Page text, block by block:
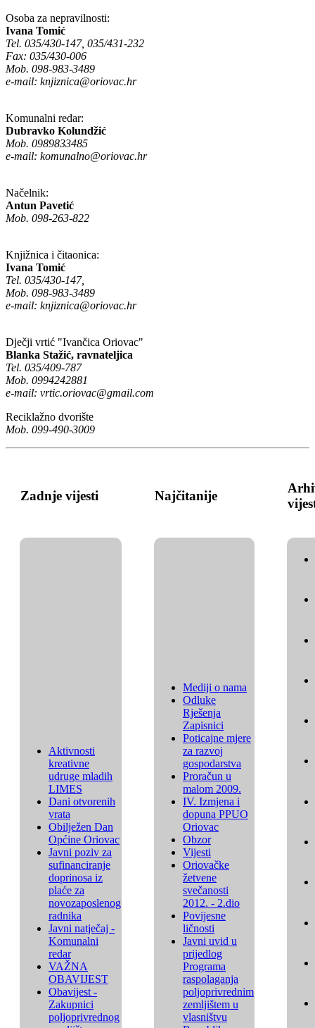
Osoba za nepravilnosti:
Ivana Tomić
Tel. 035/430-147, 035/431-232
Fax: 035/430-006
Mob. 098-983-3489
e-mail: knjiznica@oriovac.hr
Komunalni redar:
Dubravko Kolundžić
Mob. 0989833485
e-mail: komunalno@oriovac.hr
Načelnik:
Antun Pavetić
Mob. 098-263-822
Knjižnica i čitaonica:
Ivana Tomić
Tel. 035/430-147,
Mob. 098-983-3489
e-mail: knjiznica@oriovac.hr
Dječji vrtić "Ivančica Oriovac"
Blanka Stažić, ravnateljica
Tel. 035/409-787
Mob. 0994242881
e-mail: vrtic.oriovac@gmail.com
Reciklažno dvorište
Mob. 099-490-3009
Zadnje vijesti Najčitanije
Aktivnosti
kreativne
udruge mladih
LIMES
Dani otvorenih
vrata
Obilježen Dan
Općine Oriovac
Javni poziv za
sufinanciranje
doprinosa iz
plaće za
novozaposlenog
radnika
Javni natječaj -
Komunalni
redar
VAŽNA
OBAVIJEST
Obavijest -
Zakupnici
poljoprivrednog
Mediji o nama
Odluke
Rješenja
Zapisnici
Poticajne mjere
za razvoj
gospodarstva
Proračun u
malom 2009.
IV. Izmjena i
dopuna PPUO
Oriovac
Obzor
Vijesti
Oriovačke
žetvene
svečanosti
2012. - 2.dio
Povijesne
ličnosti
Javni uvid u
prijedlog
Programa
raspolaganja
poljoprivrednim
zemljištem u
vlasništvu